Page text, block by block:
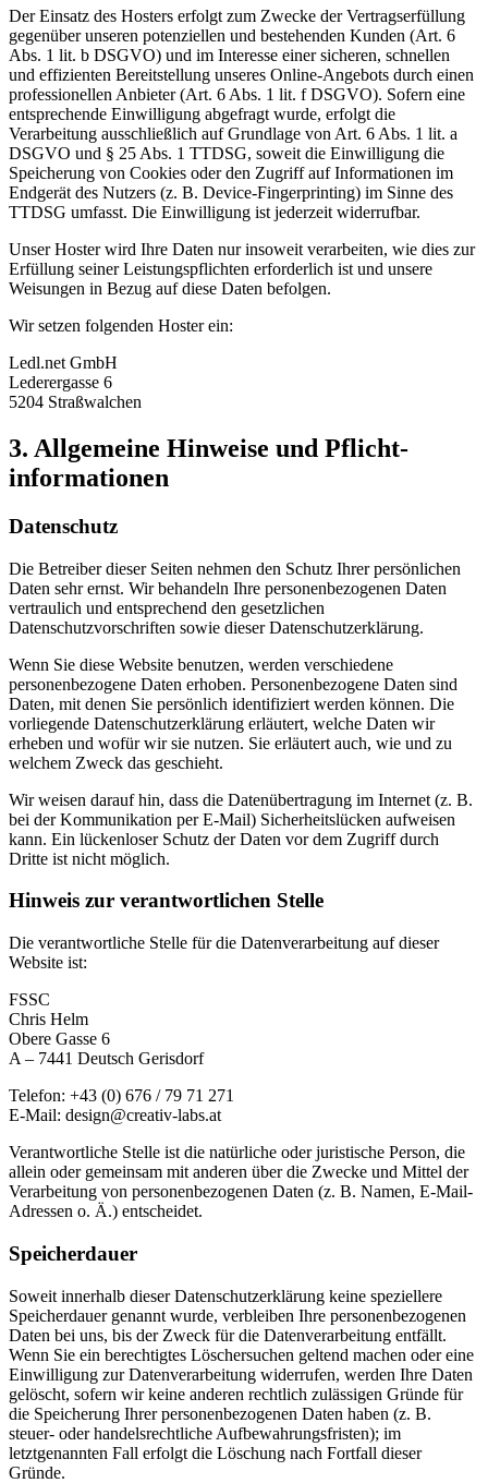
Der Einsatz des Hosters erfolgt zum Zwecke der Vertragserfüllung
gegenüber unseren potenziellen und bestehenden Kunden (Art. 6
Abs. 1 lit. b DSGVO) und im Interesse einer sicheren, schnellen
und effizienten Bereitstellung unseres Online-Angebots durch einen
professionellen Anbieter (Art. 6 Abs. 1 lit. f DSGVO). Sofern eine
entsprechende Einwilligung abgefragt wurde, erfolgt die
Verarbeitung ausschließlich auf Grundlage von Art. 6 Abs. 1 lit. a
DSGVO und § 25 Abs. 1 TTDSG, soweit die Einwilligung die
Speicherung von Cookies oder den Zugriff auf Informationen im
Endgerät des Nutzers (z. B. Device-Fingerprinting) im Sinne des
TTDSG umfasst. Die Einwilligung ist jederzeit widerrufbar.
Unser Hoster wird Ihre Daten nur insoweit verarbeiten, wie dies zur
Erfüllung seiner Leistungspflichten erforderlich ist und unsere
Weisungen in Bezug auf diese Daten befolgen.
Wir setzen folgenden Hoster ein:
Ledl.net GmbH
Lederergasse 6
5204 Straßwalchen
3. Allgemeine Hinweise und Pflicht­
informationen
Datenschutz
Die Betreiber dieser Seiten nehmen den Schutz Ihrer persönlichen
Daten sehr ernst. Wir behandeln Ihre personenbezogenen Daten
vertraulich und entsprechend den gesetzlichen
Datenschutzvorschriften sowie dieser Datenschutzerklärung.
Wenn Sie diese Website benutzen, werden verschiedene
personenbezogene Daten erhoben. Personenbezogene Daten sind
Daten, mit denen Sie persönlich identifiziert werden können. Die
vorliegende Datenschutzerklärung erläutert, welche Daten wir
erheben und wofür wir sie nutzen. Sie erläutert auch, wie und zu
welchem Zweck das geschieht.
Wir weisen darauf hin, dass die Datenübertragung im Internet (z. B.
bei der Kommunikation per E-Mail) Sicherheitslücken aufweisen
kann. Ein lückenloser Schutz der Daten vor dem Zugriff durch
Dritte ist nicht möglich.
Hinweis zur verantwortlichen Stelle
Die verantwortliche Stelle für die Datenverarbeitung auf dieser
Website ist:
FSSC
Chris Helm
Obere Gasse 6
A – 7441 Deutsch Gerisdorf
Telefon: +43 (0) 676 / 79 71 271
E-Mail: design@creativ-labs.at
Verantwortliche Stelle ist die natürliche oder juristische Person, die
allein oder gemeinsam mit anderen über die Zwecke und Mittel der
Verarbeitung von personenbezogenen Daten (z. B. Namen, E-Mail-
Adressen o. Ä.) entscheidet.
Speicherdauer
Soweit innerhalb dieser Datenschutzerklärung keine speziellere
Speicherdauer genannt wurde, verbleiben Ihre personenbezogenen
Daten bei uns, bis der Zweck für die Datenverarbeitung entfällt.
Wenn Sie ein berechtigtes Löschersuchen geltend machen oder eine
Einwilligung zur Datenverarbeitung widerrufen, werden Ihre Daten
gelöscht, sofern wir keine anderen rechtlich zulässigen Gründe für
die Speicherung Ihrer personenbezogenen Daten haben (z. B.
steuer- oder handelsrechtliche Aufbewahrungsfristen); im
letztgenannten Fall erfolgt die Löschung nach Fortfall dieser
Gründe.